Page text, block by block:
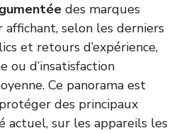
des marques
affichant, selon les derniers
et retours d’expérience,
ou d’insatisfaction
Ce panorama est
des principaux
actuel, sur les appareils les